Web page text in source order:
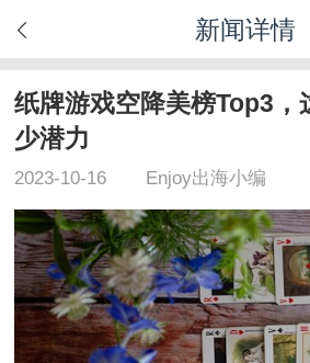
新闻详情
纸牌游戏空降美榜Top3，
少潜力
2023-10-16 Enjoy出海小编